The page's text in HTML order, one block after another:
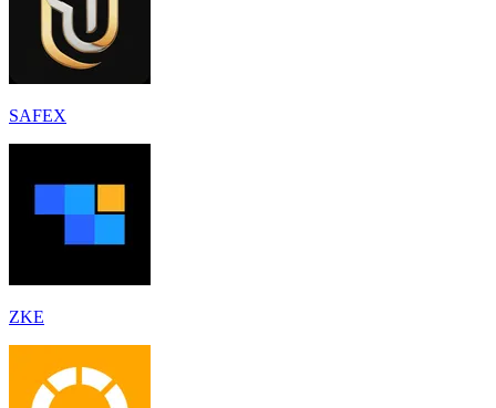
SAFEX
ZKE